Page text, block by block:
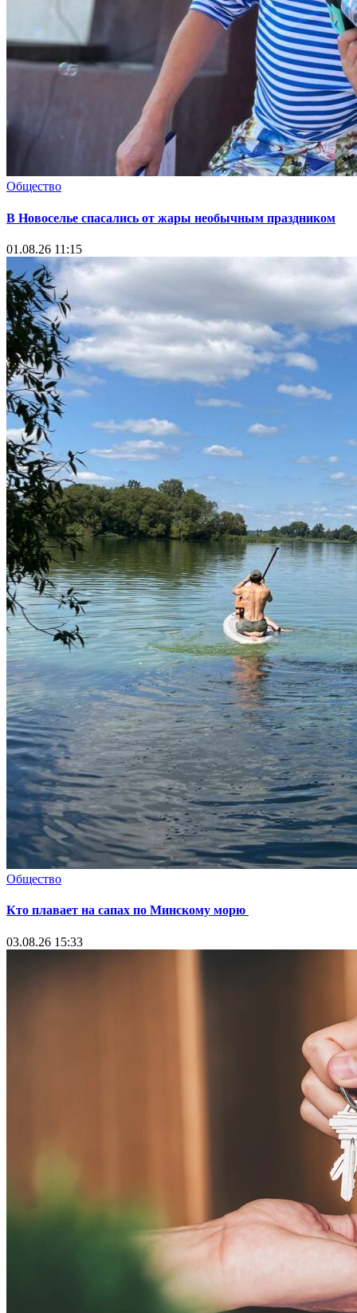
Общество
В Новоселье спасались от жары необычным праздником
01.08.26 11:15
Общество
Кто плавает на сапах по Минскому морю
03.08.26 15:33